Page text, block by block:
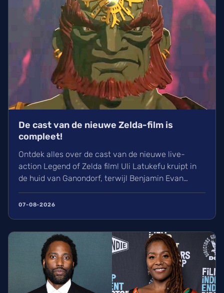
De cast van de nieuwe Zelda-film is
compleet!
Ontdek alles over de cast van de nieuwe live-
action Legend of Zelda film! Uli Latukefu kruipt in
de huid van Ganondorf, terwijl Benjamin Evan
Ainsworth en Bo Bragason de rollen van Link en
Zelda vertolken. De film, geregisseerd door Wes
wachten!
07-08-2026